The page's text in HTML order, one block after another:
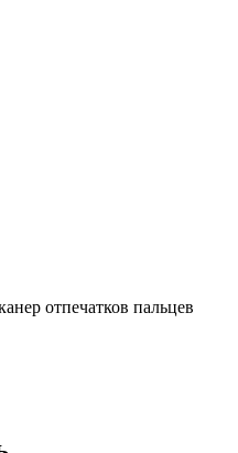
отпечатков пальцев